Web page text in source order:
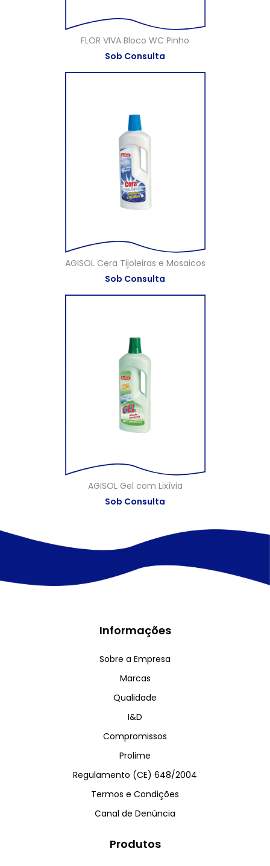
FLOR VIVA Bloco WC Pinho
Sob Consulta
AGISOL Cera Tijoleiras e Mosaicos
Sob Consulta
AGISOL Gel com Lixívia
Sob Consulta
Informações
Sobre a Empresa
Marcas
Qualidade
I&D
Compromissos
Prolime
Regulamento (CE) 648/2004
Termos e Condições
Canal de Denúncia
Produtos